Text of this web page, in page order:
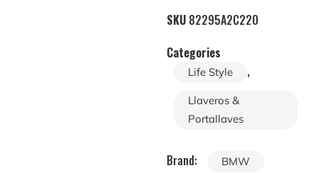
SKU 82295A2C220
Categories
Life Style ,
Llaveros &
Portallaves
Brand: BMW